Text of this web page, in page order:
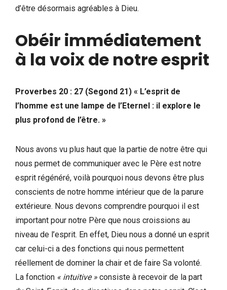
d’être désormais agréables à Dieu.
Obéir immédiatement
à la voix de notre esprit
Proverbes 20 : 27 (Segond 21) « L’esprit de
l’homme est une lampe de l’Eternel : il explore le
plus profond de l’être. »
Nous avons vu plus haut que la partie de notre être qui
nous permet de communiquer avec le Père est notre
esprit régénéré, voilà pourquoi nous devons être plus
conscients de notre homme intérieur que de la parure
extérieure. Nous devons comprendre pourquoi il est
important pour notre Père que nous croissions au
niveau de l’esprit. En effet, Dieu nous a donné un esprit
car celui-ci a des fonctions qui nous permettent
réellement de dominer la chair et de faire Sa volonté.
La fonction « intuitive » consiste à recevoir de la part